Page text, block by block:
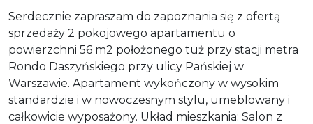
Serdecznie zapraszam do zapoznania się z ofertą
sprzedaży 2 pokojowego apartamentu o
powierzchni 56 m2 położonego tuż przy stacji metra
Rondo Daszyńskiego przy ulicy Pańskiej w
Warszawie. Apartament wykończony w wysokim
standardzie i w nowoczesnym stylu, umeblowany i
całkowicie wyposażony. Układ mieszkania: Salon z